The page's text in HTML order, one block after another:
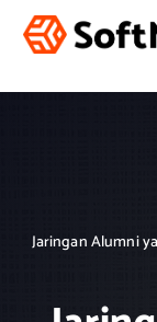
Jaringan Alumni